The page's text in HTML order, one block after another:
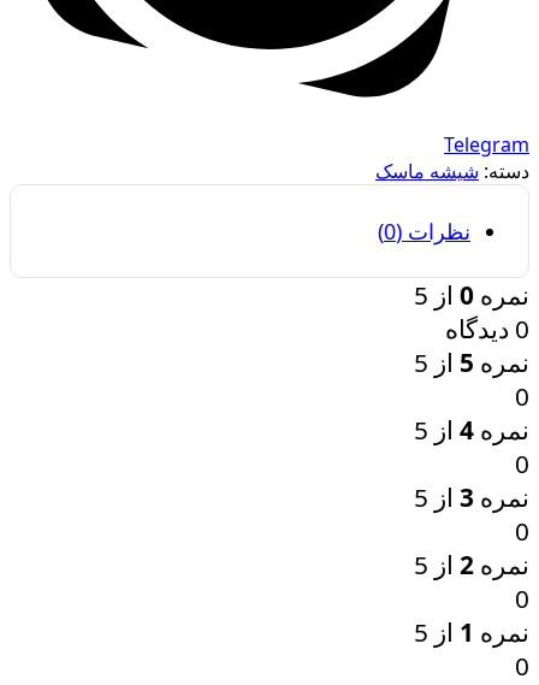
Telegram
دسته: شیشه ماسک
نظرات (0)
نمره 0 از 5
0 دیدگاه
نمره 5 از 5
0
نمره 4 از 5
0
نمره 3 از 5
0
نمره 2 از 5
0
نمره 1 از 5
0